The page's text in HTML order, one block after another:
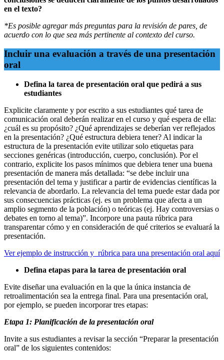
en el texto?
*Es posible agregar más preguntas para la revisión de pares, de
acuerdo con lo que sea más pertinente al contexto del curso.
Incluir una evaluación a través de una presentación
oral
Defina la tarea de presentación oral que pedirá a sus
estudiantes
Explicite claramente y por escrito a sus estudiantes qué tarea de
comunicación oral deberán realizar en el curso y qué espera de ella:
¿cuál es su propósito? ¿Qué aprendizajes se deberían ver reflejados
en la presentación? ¿Qué estructura debiera tener? Al indicar la
estructura de la presentación evite utilizar solo etiquetas para
secciones genéricas (introducción, cuerpo, conclusión). Por el
contrario, explicite los pasos mínimos que debiera tener una buena
presentación de manera más detallada: “se debe incluir una
presentación del tema y justificar a partir de evidencias científicas la
relevancia de abordarlo. La relevancia del tema puede estar dada por
sus consecuencias prácticas (ej. es un problema que afecta a un
amplio segmento de la población) o teóricas (ej. Hay controversias o
debates en torno al tema)”. Incorpore una pauta rúbrica para
transparentar cómo y en consideración de qué criterios se evaluará la
presentación.
Ver ejemplo de instrucción y rúbrica para una presentación oral aquí
Defina etapas para la tarea de presentación oral
Evite diseñar una evaluación en la que la única instancia de
retroalimentación sea la entrega final. Para una presentación oral,
por ejemplo, se pueden incorporar tres etapas:
Etapa 1: Planificación de la presentación oral
Invite a sus estudiantes a revisar la sección “Preparar la presentación
oral” de los siguientes contenidos: